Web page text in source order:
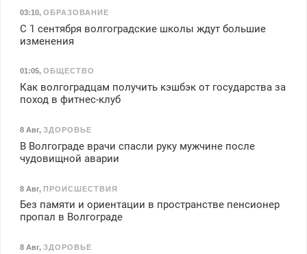
03:10, ОБРАЗОВАНИЕ
С 1 сентября волгоградские школы ждут большие
изменения
01:05, ОБЩЕСТВО
Как волгоградцам получить кэшбэк от государства за
поход в фитнес-клуб
8 Авг, ЗДОРОВЬЕ
В Волгограде врачи спасли руку мужчине после
чудовищной аварии
8 Авг, ПРОИСШЕСТВИЯ
Без памяти и ориентации в пространстве пенсионер
пропал в Волгограде
8 Авг, ЗДОРОВЬЕ